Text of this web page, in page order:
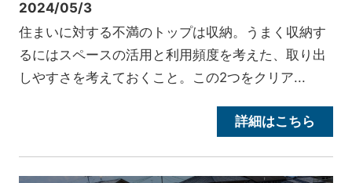
2024/05/3
住まいに対する不満のトップは収納。うまく収納す
るにはスペースの活用と利用頻度を考えた、取り出
しやすさを考えておくこと。この2つをクリア...
詳細はこちら